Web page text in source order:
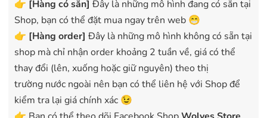
👉 [Hàng có sẵn] Đây là những mô hình đang có sẵn tại
Shop, bạn có thể đặt mua ngay trên web 😁
👉 [Hàng order] Đây là những mô hình không có sẵn tại
shop mà chỉ nhận order khoảng 2 tuần về, giá có thể
thay đổi (lên, xuống hoặc giữ nguyên) theo thị
trường nước ngoài nên bạn có thể liên hệ với Shop để
kiểm tra lại giá chính xác 😉